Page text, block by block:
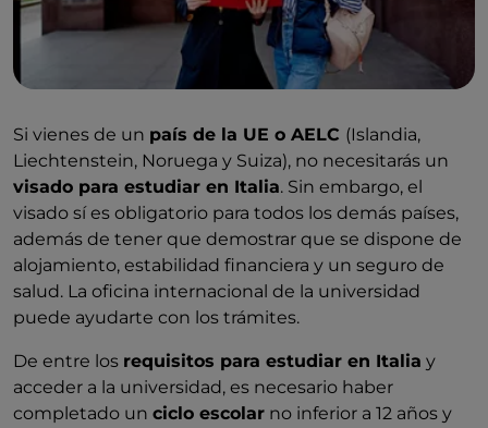
Si vienes de un país de la UE o AELC (Islandia,
Liechtenstein, Noruega y Suiza), no necesitarás un
visado para estudiar en Italia. Sin embargo, el
visado sí es obligatorio para todos los demás países,
además de tener que demostrar que se dispone de
alojamiento, estabilidad financiera y un seguro de
salud. La oficina internacional de la universidad
puede ayudarte con los trámites.
De entre los requisitos para estudiar en Italia y
acceder a la universidad, es necesario haber
completado un ciclo escolar no inferior a 12 años y